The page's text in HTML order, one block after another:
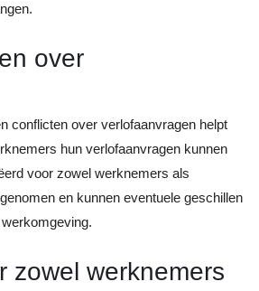
over
conflicten over verlofaanvragen helpt
hun verlofaanvragen kunnen
voor zowel werknemers als
en kunnen eventuele geschillen
zowel werknemers